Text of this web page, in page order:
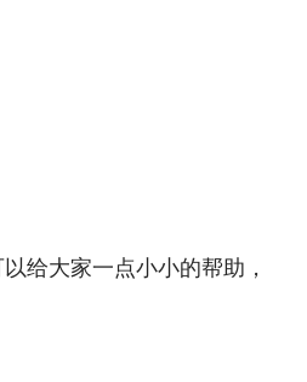
给大家一点小小的帮助，